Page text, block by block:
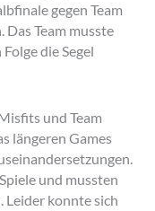
gegen Team
Das Team musste
die Segel
und Team
längeren Games
und mussten
Leider konnte sich